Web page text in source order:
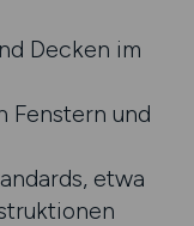
Decken im
Fenstern und
etwa